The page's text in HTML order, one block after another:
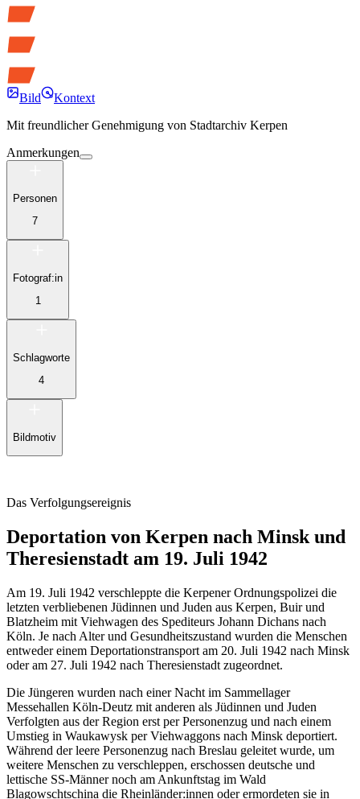
Bild
Kontext
Mit freundlicher Genehmigung von Stadtarchiv Kerpen
Anmerkungen
Personen
7
Fotograf:in
1
Schlagworte
4
Bildmotiv
Das Verfolgungsereignis
Deportation von Kerpen nach Minsk und
Theresienstadt am 19. Juli 1942
Am 19. Juli 1942 verschleppte die Kerpener Ordnungspolizei die
letzten verbliebenen Jüdinnen und Juden aus Kerpen, Buir und
Blatzheim mit Viehwagen des Spediteurs Johann Dichans nach
Köln. Je nach Alter und Gesundheitszustand wurden die Menschen
entweder einem Deportationstransport am 20. Juli 1942 nach Minsk
oder am 27. Juli 1942 nach Theresienstadt zugeordnet.
Die Jüngeren wurden nach einer Nacht im Sammellager
Messehallen Köln-Deutz mit anderen als Jüdinnen und Juden
Verfolgten aus der Region erst per Personenzug und nach einem
Umstieg in Waukawysk per Viehwaggons nach Minsk deportiert.
Während der leere Personenzug nach Breslau geleitet wurde, um
weitere Menschen zu verschleppen, erschossen deutsche und
lettische SS-Männer noch am Ankunftstag im Wald
Blagowschtschina die Rheinländer:innen oder ermordeten sie in